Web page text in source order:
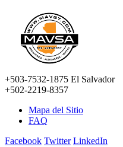
+503-7532-1875 El Salvador
+502-2219-8357
Mapa del Sitio
FAQ
Facebook Twitter LinkedIn